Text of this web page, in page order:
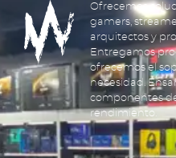
Ofrecemos
gamers,
arquitectos y
Entregamos
ofrecemos el
necesidad.
componentes
rendimiento.